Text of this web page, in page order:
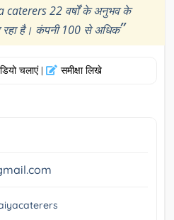
caterers 22 वर्षों के अनुभव के
रहा है। कंपनी 100 से अधिक”
चलाएं | समीक्षा लिखे